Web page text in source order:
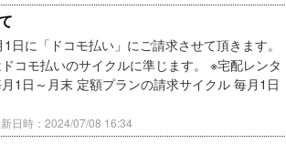
日に「ドコモ払い」にご請求させて頂きます。
コモ払いのサイクルに準じます。 ※宅配レンタ
1日～月末 定額プランの請求サイクル 毎月1日
日時：2024/07/08 16:34